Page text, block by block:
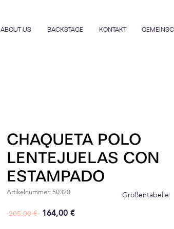
ABOUT US BACKSTAGE KONTAKT
CHAQUETA POLO
LENTEJUELAS CON
ESTAMPADO
Artikelnummer: 50320
205,00 € Standardpreis
164,00 €Sale-Preis
Größentabelle